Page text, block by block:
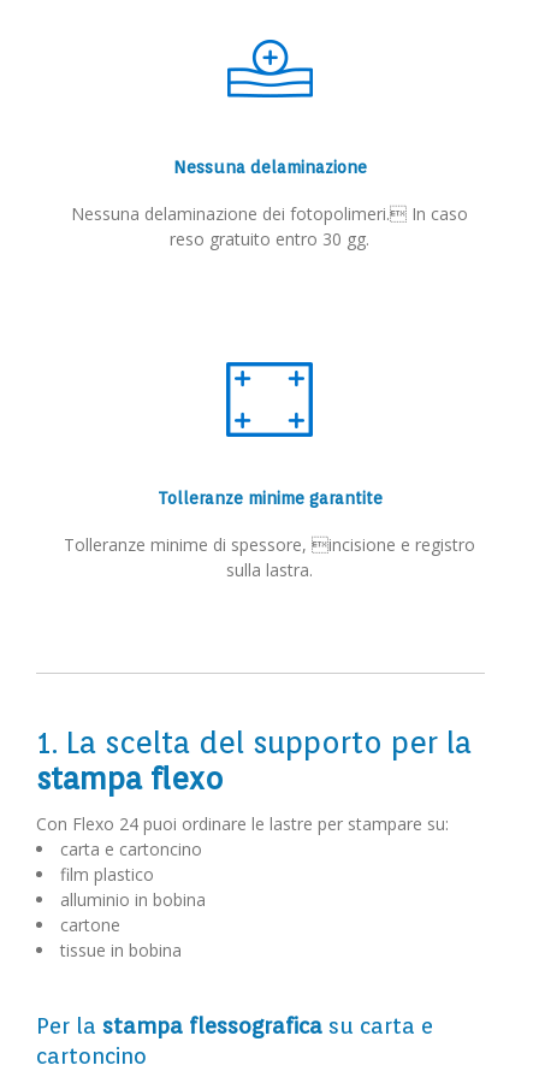
Nessuna delaminazione
Nessuna delaminazione dei fotopolimeri. In caso
reso gratuito entro 30 gg.
Tolleranze minime garantite
Tolleranze minime di spessore, incisione e registro
sulla lastra.
1. La scelta del supporto per la
stampa flexo
Con Flexo 24 puoi ordinare le lastre per stampare su:
carta e cartoncino
film plastico
alluminio in bobina
cartone
tissue in bobina
Per la stampa flessografica su carta e
cartoncino